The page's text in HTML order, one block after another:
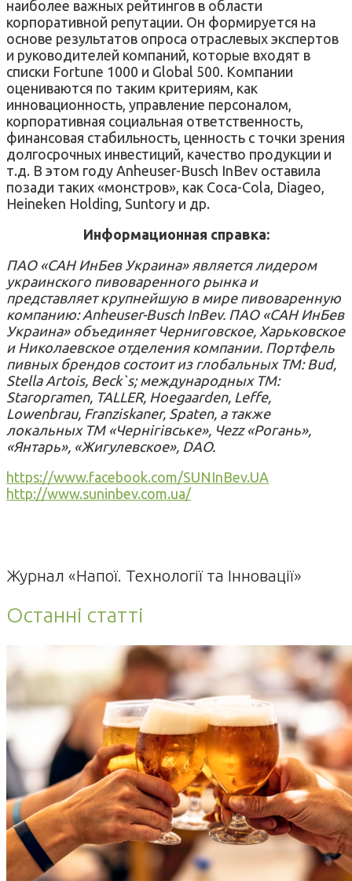
наиболее важных рейтингов в области
корпоративной репутации. Он формируется на
основе результатов опроса отраслевых экспертов
и руководителей компаний, которые входят в
списки Fortune 1000 и Global 500. Компании
оцениваются по таким критериям, как
инновационность, управление персоналом,
корпоративная социальная ответственность,
финансовая стабильность, ценность с точки зрения
долгосрочных инвестиций, качество продукции и
т.д. В этом году Anheuser-Busch InBev оставила
позади таких «монстров», как Coca-Cola, Diageo,
Heineken Holding, Suntory и др.
Информационная справка:
ПАО «САН ИнБев Украина» является лидером
украинского пивоваренного рынка и
представляет крупнейшую в мире пивоваренную
компанию: Anheuser-Busch InBev. ПАО «САН ИнБев
Украина» объединяет Черниговское, Харьковское
и Николаевское отделения компании. Портфель
пивных брендов состоит из глобальных ТМ: Bud,
Stella Artois, Beck`s; международных ТМ:
Staropramen, TALLER, Hoegaarden, Leffe,
Lowenbrau, Franziskaner, Spaten, а также
локальных ТМ «Чернігівське», Чеzz «Рогань»,
«Янтарь», «Жигулевское», DAO.
https://www.facebook.com/SUNInBev.UA
http://www.suninbev.com.ua/
Журнал «Напої. Технології та Інновації»
Останні статті